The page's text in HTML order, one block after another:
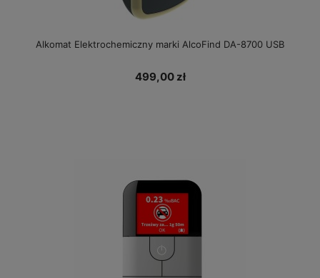
Alkomat Elektrochemiczny marki AlcoFind DA-8700 USB
499,00 zł